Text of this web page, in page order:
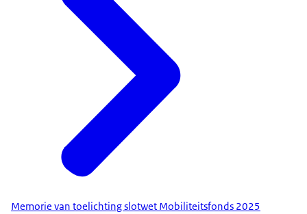
Memorie van toelichting slotwet Mobiliteitsfonds 2025